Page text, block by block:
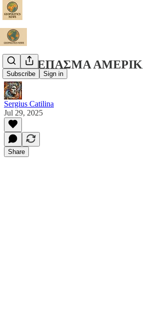
Subscribe Sign in
ΞΕΣΚΕΠΑΣΜΑ
Sergius Catilina
Jul 29, 2025
Share